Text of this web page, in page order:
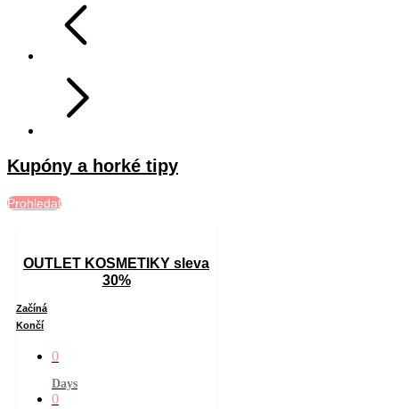
Kupóny a horké tipy
Prohledat
OUTLET KOSMETIKY sleva
30%
Začíná
Končí
0
Days
0